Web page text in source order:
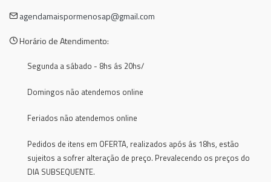
agendamaispormenosap@gmail.com
Horário de Atendimento:
Segunda a sábado - 8hs ás 20hs/
Domingos não atendemos online
Feriados não atendemos online
Pedidos de itens em OFERTA, realizados após ás 18hs, estão
sujeitos a sofrer alteração de preço. Prevalecendo os preços do
DIA SUBSEQUENTE.